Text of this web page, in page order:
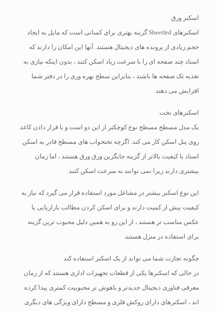
اسکنر ورق
اسکنرهای Sheetfed گزینه بهتری برای کسانی است که مایل به ایجاد
حجم زیادی از پرونده های دیجیتال هستند. آنها این امکان را دارند که
اسناد چند صفحه ای را با سرعت زیاد اسکن کنند ، بدون اینکه نیازی به
تغذیه تک صفحه ها باشند ، بنابراین سطح بهره وری را در دفتر شما
افزایش می دهند.
اسکنرهای تخت
یک مدل مسطح مسطح نوع کوچکتر از این دو است و با قرار دادن کاغذ
روی پنل اسکن کار می کند. اگرچه تختخواب های مسطح قادر به اسکن
اسناد با کیفیت بالاتر از گزینه جایگزین ورق ورق هستند ، اما زمان
بیشتری دارند زیرا نمی توانند به سرعت اسکن کنند.
این نوع اسکنر بیشتر در مشاغل مورد استفاده قرار می گیرد که نیاز به
کیفیت بیش از کمیت دارند و برای اسکن کردن مطالب بازاریابی یا
عکس مناسب تر هستند ، از این رو به همین دلیل محبوب ترین گزینه
برای استفاده در منزل هستند.
چگونه تجارت شما می تواند از یک اسکنر استفاده کند
در حالی که اسکنرها یکی از قطعات تجهیزات اداری هستند که از زمان
معرفی فناوری دیجیتال جدیدتر و باهوش تر محبوبیت کمتری پیدا کرده
اند ، اسکنرهای دارای روکش فلزی و مسطح دارای ویژگی های دیگری